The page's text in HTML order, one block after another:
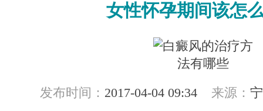
女性怀孕期间该怎
发布时间： 2017-04-04 09:34 来源：